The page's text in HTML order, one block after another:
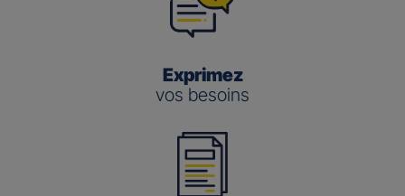
Exprimez
vos besoins